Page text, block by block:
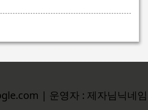
| 운영자 : 제자님닉네임